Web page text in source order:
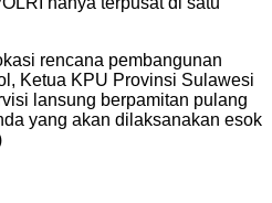
rencana pembangunan
Ketua KPU Provinsi Sulawesi
lansung berpamitan pulang
yang akan dilaksanakan esok